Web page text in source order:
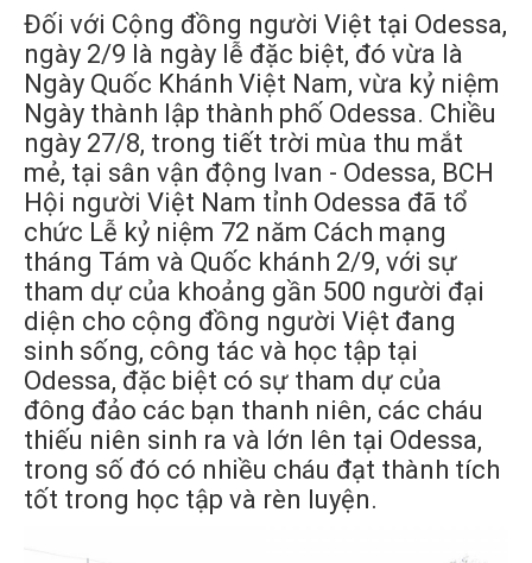
Đối với Cộng đồng người Việt tại Odessa,
ngày 2/9 là ngày lễ đặc biệt, đó vừa là
Ngày Quốc Khánh Việt Nam, vừa kỷ niệm
Ngày thành lập thành phố Odessa. Chiều
ngày 27/8, trong tiết trời mùa thu mắt
mẻ, tại sân vận động Ivan - Odessa, BCH
Hội người Việt Nam tỉnh Odessa đã tổ
chức Lễ kỷ niệm 72 năm Cách mạng
tháng Tám và Quốc khánh 2/9, với sự
tham dự của khoảng gần 500 người đại
diện cho cộng đồng người Việt đang
sinh sống, công tác và học tập tại
Odessa, đặc biệt có sự tham dự của
đông đảo các bạn thanh niên, các cháu
thiếu niên sinh ra và lớn lên tại Odessa,
trong số đó có nhiều cháu đạt thành tích
tốt trong học tập và rèn luyện.